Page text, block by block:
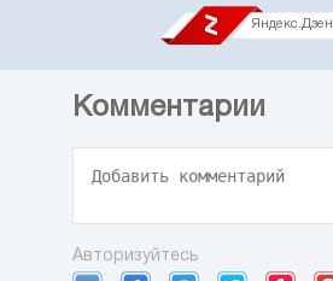
Яндекс.Дзен
Комментарии
Авторизуйтесь